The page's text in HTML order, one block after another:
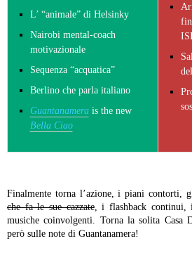
L’ “animale” di Helsinky
Nairobi mental-coach
motivazionale
Sequenza “acquatica”
Berlino che parla italiano
Guantanamerais the new
Bella Ciao
Finalmente torna l’azione, i piani contorti,
che fa le sue cazzate, i flashback
musiche coinvolgenti. Torna la solita Casa
però sulle note di Guantanamera!